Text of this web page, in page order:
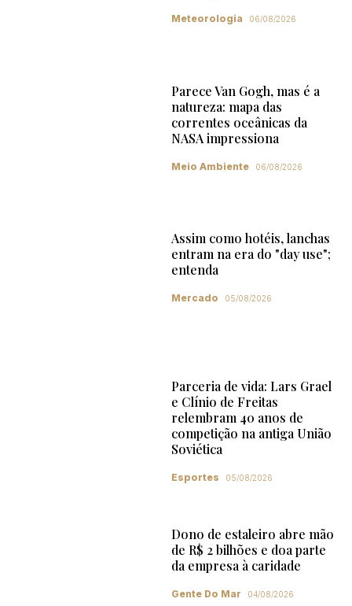
Meteorologia 06/08/2026
Parece Van Gogh, mas é a
natureza: mapa das
correntes oceânicas da
NASA impressiona
Meio Ambiente 06/08/2026
Assim como hotéis, lanchas
entram na era do "day use";
entenda
Mercado 05/08/2026
Parceria de vida: Lars Grael
e Clínio de Freitas
relembram 40 anos de
competição na antiga União
Soviética
Esportes 05/08/2026
Dono de estaleiro abre mão
de R$ 2 bilhões e doa parte
da empresa à caridade
Gente Do Mar 04/08/2026